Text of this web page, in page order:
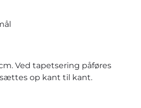
Ved tapetsering påføres
op kant til kant.